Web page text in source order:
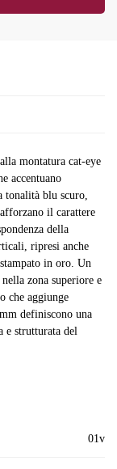
accentuano
blu scuro,
il carattere
della
ripresi anche
in oro. Un
zona superiore e
che aggiunge
definiscono una
e strutturata del
01v